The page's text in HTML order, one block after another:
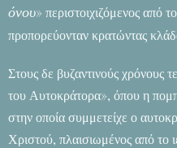
όνου» περιστοιχιζόμενος από
προπορεύονταν κρατώντας
Στους δε βυζαντινούς χρόνους
του Αυτοκράτορα», όπου η
στην οποία συμμετείχε ο
Χριστού, πλαισιωμένος από το